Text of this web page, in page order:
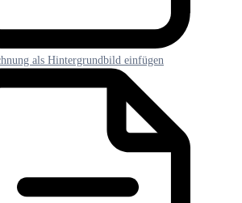
als Hintergrundbild einfügen